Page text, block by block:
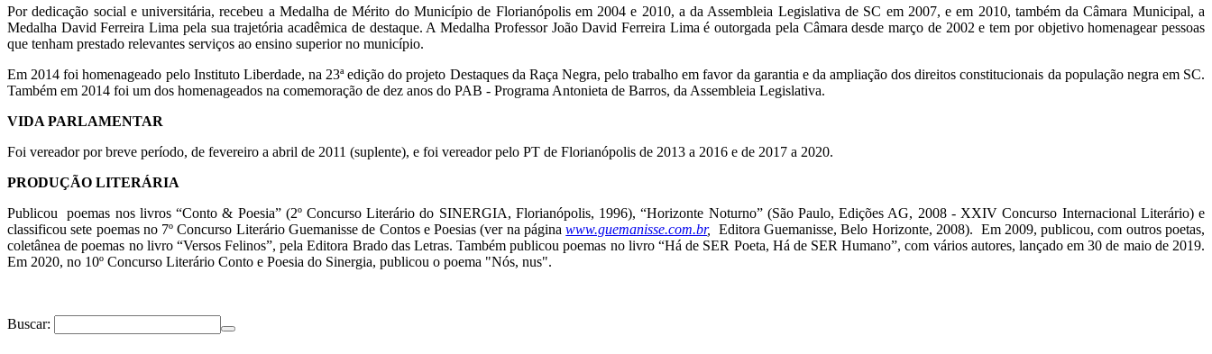
Por dedicação social e universitária, recebeu a Medalha de Mérito do Município de Florianópolis em 2004 e 2010, a da Assembleia Legislativa de SC em 2007, e em 2010, também da Câmara Municipal, a
Medalha David Ferreira Lima pela sua trajetória acadêmica de destaque. A Medalha Professor João David Ferreira Lima é outorgada pela Câmara desde março de 2002 e tem por objetivo homenagear pessoas
que tenham prestado relevantes serviços ao ensino superior no município.
Em 2014 foi homenageado pelo Instituto Liberdade, na 23ª edição do projeto Destaques da Raça Negra, pelo trabalho em favor da garantia e da ampliação dos direitos constitucionais da população negra em SC.
Também em 2014 foi um dos homenageados na comemoração de dez anos do PAB - Programa Antonieta de Barros, da Assembleia Legislativa.
VIDA PARLAMENTAR
Foi vereador por breve período, de fevereiro a abril de 2011 (suplente), e foi vereador pelo PT de Florianópolis de 2013 a 2016 e de 2017 a 2020.
PRODUÇÃO LITERÁRIA
Publicou poemas nos livros “Conto & Poesia” (2º Concurso Literário do SINERGIA, Florianópolis, 1996), “Horizonte Noturno” (São Paulo, Edições AG, 2008 - XXIV Concurso Internacional Literário) e
classificou sete poemas no 7º Concurso Literário Guemanisse de Contos e Poesias (ver na página www.guemanisse.com.br, Editora Guemanisse, Belo Horizonte, 2008). Em 2009, publicou, com outros poetas,
coletânea de poemas no livro “Versos Felinos”, pela Editora Brado das Letras. Também publicou poemas no livro “Há de SER Poeta, Há de SER Humano”, com vários autores, lançado em 30 de maio de 2019.
Em 2020, no 10º Concurso Literário Conto e Poesia do Sinergia, publicou o poema "Nós, nus".
Buscar: